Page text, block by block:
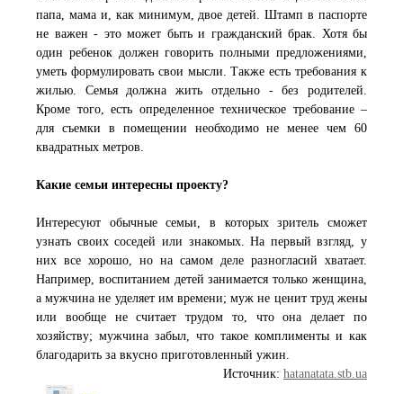
папа, мама и, как минимум, двое детей. Штамп в паспорте
не важен - это может быть и гражданский брак. Хотя бы
один ребенок должен говорить полными предложениями,
уметь формулировать свои мысли. Также есть требования к
жилью. Семья должна жить отдельно - без родителей.
Кроме того, есть определенное техническое требование –
для съемки в помещении необходимо не менее чем 60
квадратных метров.
Какие семьи интересны проекту?
Интересуют обычные семьи, в которых зритель сможет
узнать своих соседей или знакомых. На первый взгляд, у
них все хорошо, но на самом деле разногласий хватает.
Например, воспитанием детей занимается только женщина,
а мужчина не уделяет им времени; муж не ценит труд жены
или вообще не считает трудом то, что она делает по
хозяйству; мужчина забыл, что такое комплименты и как
благодарить за вкусно приготовленный ужин.
Источник: hatanatata.stb.ua